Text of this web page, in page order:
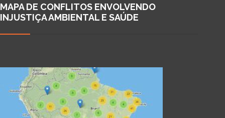
MAPA DE CONFLITOS ENVOLVENDO
INJUSTIÇA AMBIENTAL E SAÚDE